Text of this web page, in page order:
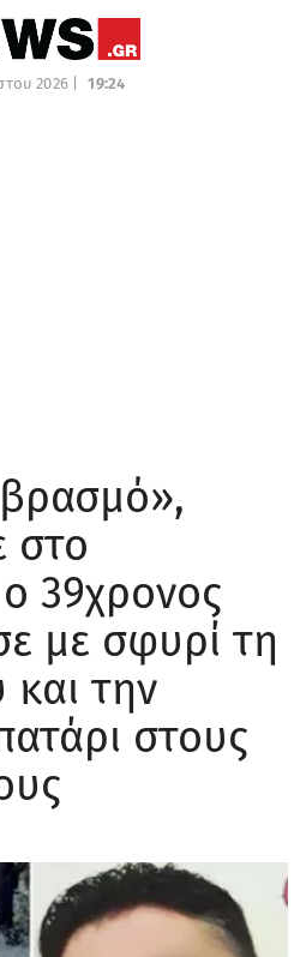
2026 | 19:24
στο
39χρονος
με σφυρί τη
και την
στους